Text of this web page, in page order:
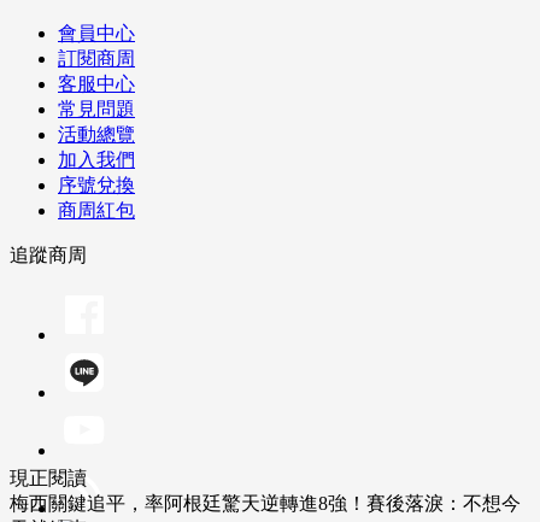
會員中心
訂閱商周
客服中心
常見問題
活動總覽
加入我們
序號兌換
商周紅包
追蹤商周
現正閱讀
梅西關鍵追平，率阿根廷驚天逆轉進8強！賽後落淚：不想今